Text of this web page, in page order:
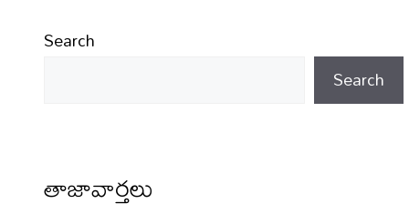
Search
Search
తాజావార్తలు